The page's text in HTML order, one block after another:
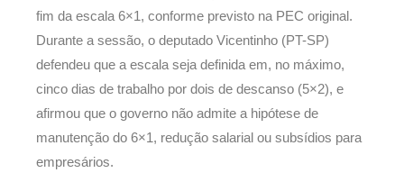
fim da escala 6×1, conforme previsto na PEC original.
Durante a sessão, o deputado Vicentinho (PT-SP)
defendeu que a escala seja definida em, no máximo,
cinco dias de trabalho por dois de descanso (5×2), e
afirmou que o governo não admite a hipótese de
manutenção do 6×1, redução salarial ou subsídios para
empresários.